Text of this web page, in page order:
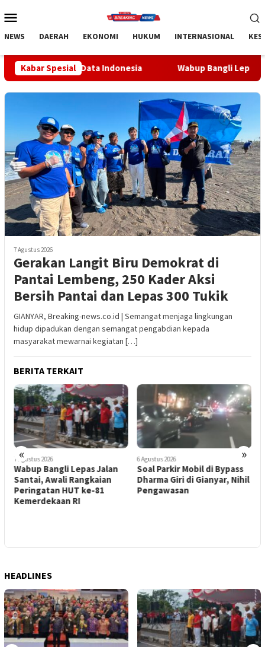
ke
Mobile
NEWS DAERAH EKONOMI HUKUM INTERNASIONAL
Kabar Spesial
Indonesia Wabup Bangli Lepas Jalan Santai, Awali
7 Agustus 2026
Gerakan Langit Biru Demokrat di
Pantai Lembeng, 250 Kader Aksi
Bersih Pantai dan Lepas 300 Tukik
GIANYAR, Breaking-news.co.id | Semangat menjaga lingkungan
hidup dipadukan dengan semangat pengabdian kepada
masyarakat mewarnai kegiatan […]
BERITA TERKAIT
« »
7 Agustus 2026
Wabup Bangli Lepas Jalan
Santai, Awali Rangkaian
Peringatan HUT ke-81
Kemerdekaan RI
6 Agustus 2026
Soal Parkir Mobil di Bypass
Dharma Giri di Gianyar, Nihil
Pengawasan
HEADLINES